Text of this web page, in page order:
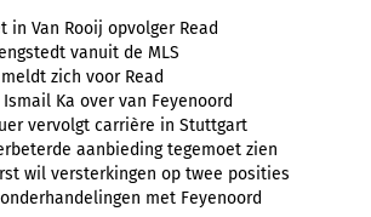
in Van Rooij opvolger Read
vanuit de MLS
zich voor Read
Ka over van Feyenoord
vervolgt carrière in Stuttgart
aanbieding tegemoet zien
wil versterkingen op twee posities
met Feyenoord